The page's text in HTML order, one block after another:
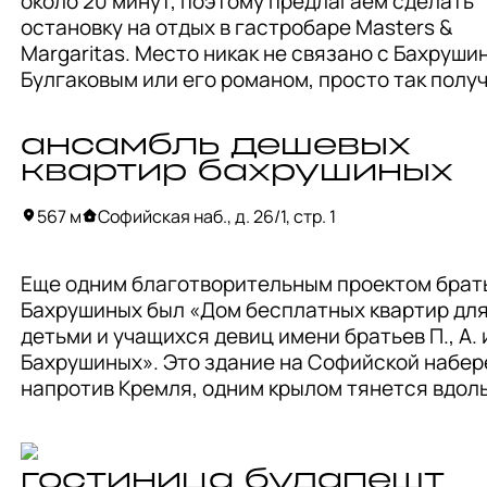
Парадный вход имеет сени и балкон с вазонами.
Внутренняя отделка по великолепию не
внешней: мраморная лестница, лепнина,
С 1933 года усадьбу занимает московская
прокуратура.
остановку на отдых в гастробаре Masters &
Margaritas. Место никак не связано с
Булгаковым или его романом, просто так
мастерский подход к делу и, конечно,
коктейлей «Маргарита». В ресторане большое
европейской и русской кухонь, а также большая
винная карта. Место подойдет как для
(есть отдельное меню), так и обедов или
Интерьер в стиле «стимпанк» разработан бюро
Architects.
ансамбль дешевых
квартир бахрушиных
567 м Софийская наб., д. 26/1, стр. 1
Еще одним благотворительным проектом
Бахрушиных был «Дом бесплатных квартир
детьми и учащихся девиц имени братьев П., А.
Бахрушиных». Это здание на Софийской
напротив Кремля, одним крылом тянется
улицу.
гостиница будапешт